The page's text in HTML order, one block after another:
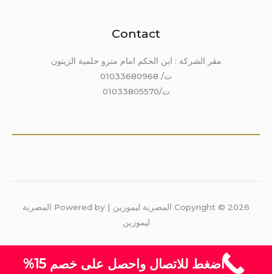
Contact
مقر الشركة : ابن الحكم امام مترو حلمية الزيتون
ت/ 01033680968
ت/01033805570
Copyright © 2026 المصرية ليموزين | Powered by المصرية
ليموزين
اضغط للاتصال واحصل على خصم 15%